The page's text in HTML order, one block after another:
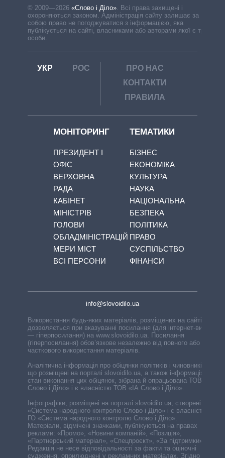
© 2009—2026 «Слово і Діло». Всі права захищені і
охороняються законом. Адміністрація сайту залишає за
собою право не погоджуватися з інформацією, яка
публікується на сайті, власниками або авторами якої є треті
особи.
УКР РОС
ПРО НАС
КОНТАКТИ
ПРАВИЛА
МОНІТОРИНГ
ПРЕЗИДЕНТ І
ОФІС
ВЕРХОВНА
РАДА
КАБІНЕТ
МІНІСТРІВ
ГОЛОВИ
ОБЛАДМІНІСТРАЦІЙ
МЕРИ МІСТ
ВСІ ПЕРСОНИ
ТЕМАТИКИ
БІЗНЕС
ЕКОНОМІКА
КУЛЬТУРА
НАУКА
НАЦІОНАЛЬНА
БЕЗПЕКА
ПОЛІТИКА
ПРАВО
СУСПІЛЬСТВО
ФІНАНСИ
info@slovoidilo.ua
Використання будь-яких матеріалів, розміщених на сайті,
дозволяється при вказуванні посилання (для інтернет-видань
— гіперпосилання) на www.slovoidilo.ua. Посилання
(гіперпосилання) обов’язкове незалежно від повного або
часткового використання матеріалів.
Аналітична інформація про обіцянки політиків і чиновників,
що розміщені на порталі slovoidilo.ua, а також інформація про
стан виконання цих обіцянок, зібрана й опрацьована ТОВ «ІА
Слово і Діло» і є власністю ТОВ «ІА Слово і Діло».
Інфографіки, розміщені на порталі slovoidilo.ua, створені ГО
«Система народного контролю Слово і Діло» і є власністю
ГО «Система народного контролю Слово і Діло».
Матеріали, відмічені значками, публікуються на правах
реклами: «Промо», «Новини компаній», «Позиція»,
«Партнерський матеріал», «Спецпроєкт», «За підтримки».
Редакція не несе відповідальності за факти та оціночні
судження, оприлюднені у рекламних матеріалах. Згідно з